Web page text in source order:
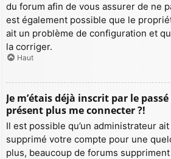
du forum afin de vous assurer de ne
est également possible que le
ait un problème de configuration et
la corriger.
Haut
Je m’étais déjà inscrit par le
présent plus me connecter ?!
Il est possible qu’un administrateur
supprimé votre compte pour une
plus, beaucoup de forums